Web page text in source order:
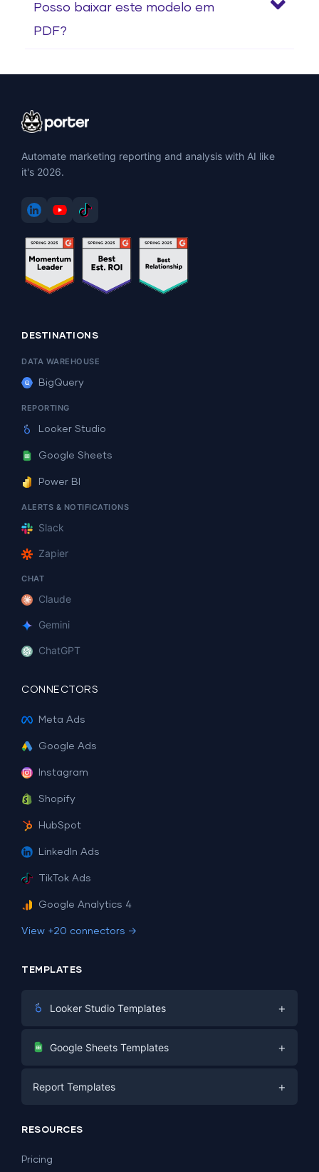
Posso baixar este modelo em
PDF?
Automate marketing reporting and analysis with AI like
it's 2026.
DESTINATIONS
DATA WAREHOUSE
BigQuery
REPORTING
Looker Studio
Google Sheets
Power BI
ALERTS & NOTIFICATIONS
Slack
Zapier
CHAT
Claude
Gemini
ChatGPT
CONNECTORS
Meta Ads
Google Ads
Instagram
Shopify
HubSpot
LinkedIn Ads
TikTok Ads
Google Analytics 4
View +20 connectors →
TEMPLATES
Looker Studio Templates +
Digital Marketing
PPC
SEO
Lead Generation
Google Sheets Templates +
Social Media
Report Templates +
Dashboard Examples
RESOURCES
Pricing